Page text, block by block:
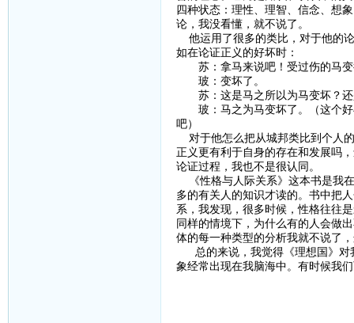
四种状态：理性、理智、信念、想
论，我没看懂，就不说了。
他运用了很多的类比，对于他的
如在论证正义的好坏时：
苏：拿马来说吧！受过伤的马变
玻：变坏了。
苏：这是马之所以为马变坏？还
玻：马之为马变坏了。（这个好
吧）
对于他怎么把从城邦类比到个人
正义更有利于自身的存在和发展吗
论证过程，我也不是很认同。
《性格与人际关系》这本书是我
多的有关人的知识才读的。书中把
系，我发现，很多时候，性格往往
同样的情境下，为什么有的人会做
体的每一种类型的分析我就不说了
总的来说，我觉得《理想国》对
象经常出现在我脑海中。有时候我